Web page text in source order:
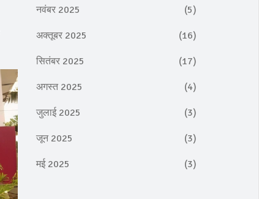
नवंबर 2025 (5)
अक्तूबर 2025 (16)
सितंबर 2025 (17)
अगस्त 2025 (4)
जुलाई 2025 (3)
जून 2025 (3)
मई 2025 (3)